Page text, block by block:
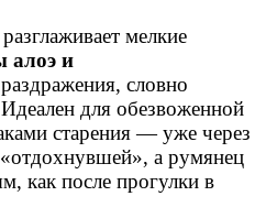
разглаживает мелкие
алоэ и
словно
для обезвоженной
старения — уже через
а румянец
как после прогулки в